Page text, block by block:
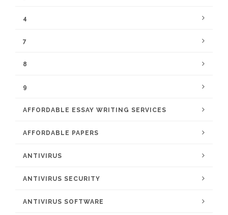
4
7
8
9
AFFORDABLE ESSAY WRITING SERVICES
AFFORDABLE PAPERS
ANTIVIRUS
ANTIVIRUS SECURITY
ANTIVIRUS SOFTWARE